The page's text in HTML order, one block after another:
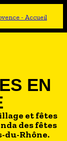
EN
et fêtes
des fêtes
du-Rhône.